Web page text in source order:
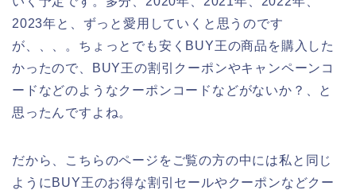
2023年と、ずっと愛用していくと思うのです
が、、、。ちょっとでも安くBUY王の商品を購入した
かったので、BUY王の割引クーポンやキャンペーンコ
ードなどのようなクーポンコードなどがないか？、と
思ったんですよね。
だから、こちらのページをご覧の方の中には私と同じ
ようにBUY王のお得な割引セールやクーポンなどクー